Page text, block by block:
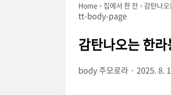
Home 집에서 한 잔 감탄나
tt-body-page
감탄나오는 한
body 주모로라 2025. 8.